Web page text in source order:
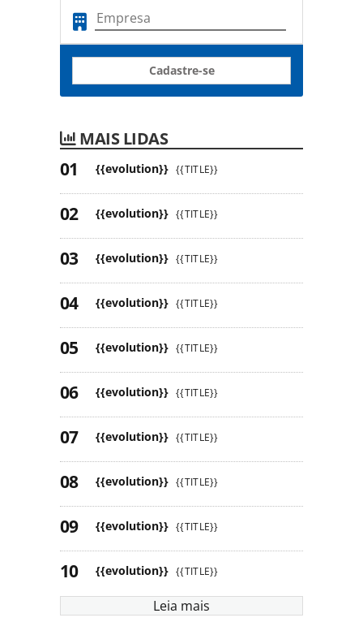
Cadastre-se
MAIS LIDAS
{{evolution}} {{TITLE}}
{{evolution}} {{TITLE}}
{{evolution}} {{TITLE}}
{{evolution}} {{TITLE}}
{{evolution}} {{TITLE}}
{{evolution}} {{TITLE}}
{{evolution}} {{TITLE}}
{{evolution}} {{TITLE}}
{{evolution}} {{TITLE}}
{{evolution}} {{TITLE}}
Leia mais